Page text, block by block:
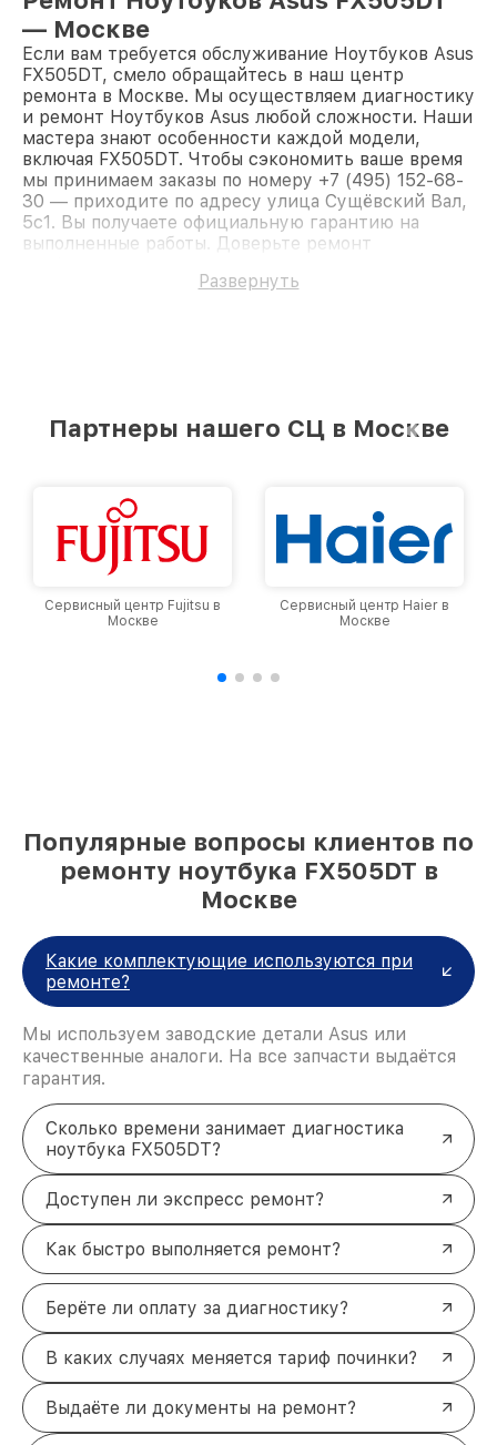
— Москве
Если вам требуется обслуживание Ноутбуков Asus
FX505DT, смело обращайтесь в наш центр
ремонта в Москве. Мы осуществляем диагностику
и ремонт Ноутбуков Asus любой сложности. Наши
мастера знают особенности каждой модели,
включая FX505DT. Чтобы сэкономить ваше время
мы принимаем заказы по номеру +7 (495) 152-68-
30 — приходите по адресу улица Сущёвский Вал,
5с1. Вы получаете официальную гарантию на
выполненные работы. Доверьте ремонт
Развернуть
Партнеры нашего СЦ в Москве
Сервисный центр Fujitsu в
Москве
Сервисный центр Haier в
Москве
Популярные вопросы клиентов по
ремонту ноутбука FX505DT в
Москве
Какие комплектующие используются при
ремонте?
Мы используем заводские детали Asus или
качественные аналоги. На все запчасти выдаётся
гарантия.
Сколько времени занимает диагностика
ноутбука FX505DT?
Доступен ли экспресс ремонт?
Как быстро выполняется ремонт?
Берёте ли оплату за диагностику?
В каких случаях меняется тариф починки?
Выдаёте ли документы на ремонт?